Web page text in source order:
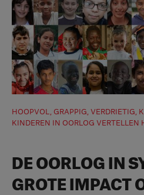
HOOPVOL, GRAPPIG, VERDRIETIG,
KINDEREN IN OORLOG VERTELLEN
DE OORLOG IN
GROTE IMPACT